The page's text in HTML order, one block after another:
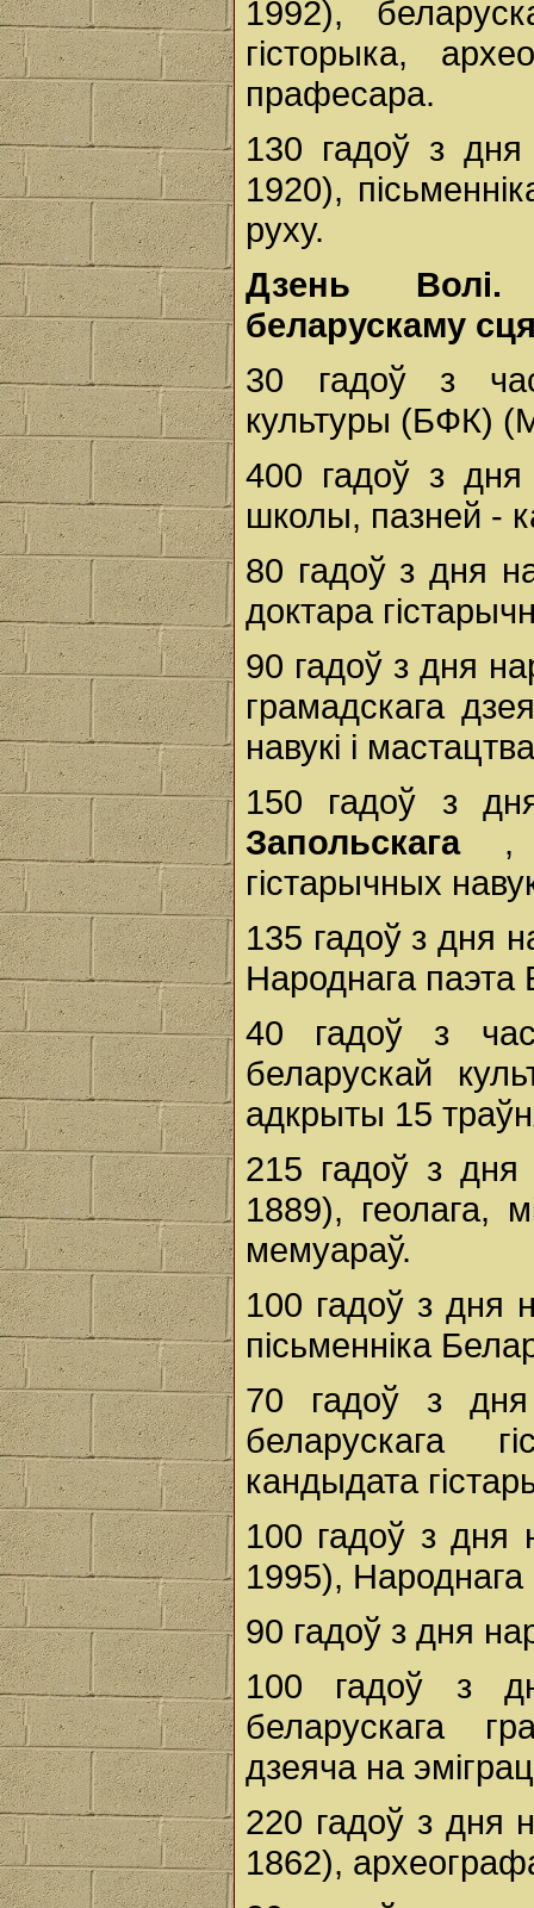
1992),
гісторыка,
прафесара.
130 гадоў з
1920),
руху.
Дзень
беларускаму
30 гадоў з
культуры (БФК)
400 гадоў з дня
школы, пазней -
80 гадоў з дня
доктара
90 гадоў з дня
грамадскага
навукі і
150 гадоў з
Запольскага ,
гістарычных
135 гадоў з дня
Народнага паэта
40 гадоў з
беларускай
адкрыты 15
215 гадоў з
1889), геолага,
мемуараў.
100 гадоў з дня
пісьменніка
70 гадоў з
беларускага
кандыдата
100 гадоў з дня
1995), Народнага
90 гадоў з дня
100 гадоў з
беларускага
дзеяча на
220 гадоў з дня
1862),